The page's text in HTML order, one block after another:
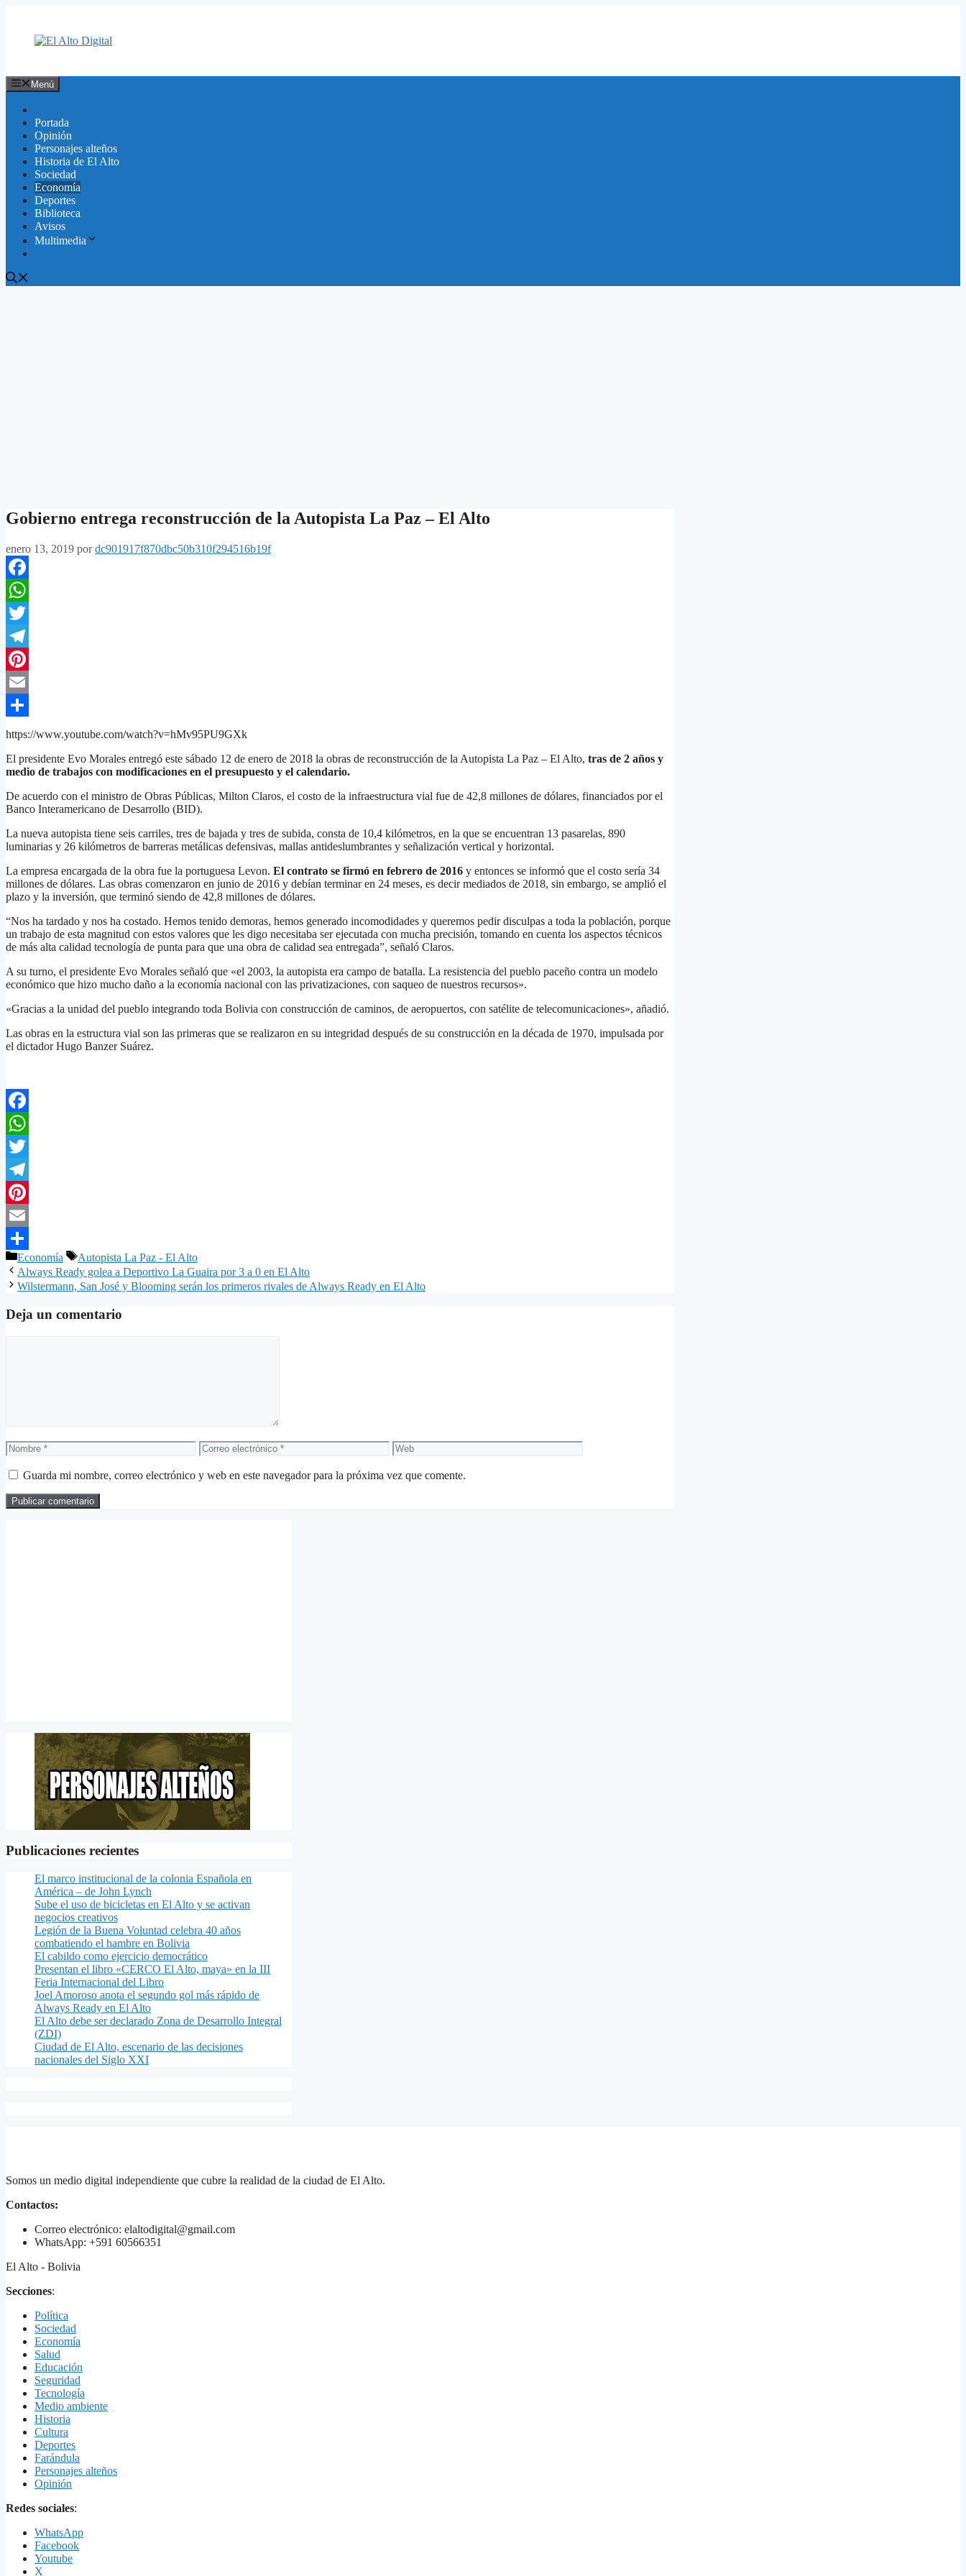
contenido
Menú
Portada
Opinión
Personajes alteños
Historia de El Alto
Sociedad
Economía
Deportes
Biblioteca
Avisos
Multimedia
Gobierno entrega reconstrucción de la Autopista La Paz – El Alto
enero 13, 2019 pordc901917f870dbc50b310f294516b19f
Facebook
WhatsApp
Twitter
Telegram
Pinterest
Email
Compartir
https://www.youtube.com/watch?v=hMv95PU9GXk
El presidente Evo Morales entregó este sábado 12 de enero de 2018 la obras de reconstrucción de la Autopista La Paz – El Alto, tras de 2 años y
medio de trabajos con modificaciones en el presupuesto y el calendario.
De acuerdo con el ministro de Obras Públicas, Milton Claros, el costo de la infraestructura vial fue de 42,8 millones de dólares, financiados por el
Banco Interamericano de Desarrollo (BID).
La nueva autopista tiene seis carriles, tres de bajada y tres de subida, consta de 10,4 kilómetros, en la que se encuentran 13 pasarelas, 890
luminarias y 26 kilómetros de barreras metálicas defensivas, mallas antideslumbrantes y señalización vertical y horizontal.
La empresa encargada de la obra fue la portuguesa Levon. El contrato se firmó en febrero de 2016 y entonces se informó que el costo sería 34
millones de dólares. Las obras comenzaron en junio de 2016 y debían terminar en 24 meses, es decir mediados de 2018, sin embargo, se amplió el
plazo y la inversión, que terminó siendo de 42,8 millones de dólares.
“Nos ha tardado y nos ha costado. Hemos tenido demoras, hemos generado incomodidades y queremos pedir disculpas a toda la población, porque
un trabajo de esta magnitud con estos valores que les digo necesitaba ser ejecutada con mucha precisión, tomando en cuenta los aspectos técnicos
de más alta calidad tecnología de punta para que una obra de calidad sea entregada”, señaló Claros.
A su turno, el presidente Evo Morales señaló que «el 2003, la autopista era campo de batalla. La resistencia del pueblo paceño contra un modelo
económico que hizo mucho daño a la economía nacional con las privatizaciones, con saqueo de nuestros recursos».
«Gracias a la unidad del pueblo integrando toda Bolivia con construcción de caminos, de aeropuertos, con satélite de telecomunicaciones», añadió.
Las obras en la estructura vial son las primeras que se realizaron en su integridad después de su construcción en la década de 1970, impulsada por
el dictador Hugo Banzer Suárez.
Facebook
WhatsApp
Twitter
Telegram
Pinterest
Email
Compartir
Categorías
Economía Etiquetas
Autopista La Paz - El Alto
Always Ready golea a Deportivo La Guaira por 3 a 0 en El Alto
Wilstermann, San José y Blooming serán los primeros rivales de Always Ready en El Alto
Deja un comentario
Nombre
Correo
electrónico
Web
Guarda mi nombre, correo electrónico y web en este navegador para la próxima vez que comente.
Publicaciones recientes
El marco institucional de la colonia Española en
América – de John Lynch
Sube el uso de bicicletas en El Alto y se activan
negocios creativos
Legión de la Buena Voluntad celebra 40 años
combatiendo el hambre en Bolivia
El cabildo como ejercicio democrático
Presentan el libro «CERCO El Alto, maya» en la III
Feria Internacional del Libro
Joel Amoroso anota el segundo gol más rápido de
Always Ready en El Alto
El Alto debe ser declarado Zona de Desarrollo Integral
(ZDI)
Ciudad de El Alto, escenario de las decisiones
nacionales del Siglo XXI
Somos un medio digital independiente que cubre la realidad de la ciudad de El Alto.
Contactos:
Correo electrónico: elaltodigital@gmail.com
WhatsApp: +591 60566351
El Alto - Bolivia
Secciones:
Política
Sociedad
Economía
Salud
Educación
Seguridad
Tecnología
Medio ambiente
Historia
Cultura
Deportes
Farándula
Personajes alteños
Opinión
Redes sociales:
WhatsApp
Facebook
Youtube
X